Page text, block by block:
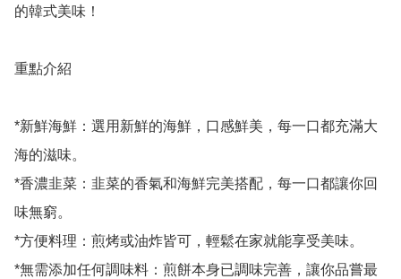
的韓式美味！
重點介紹
*新鮮海鮮：選用新鮮的海鮮，口感鮮美，每一口都充滿大
海的滋味。
*香濃韭菜：韭菜的香氣和海鮮完美搭配，每一口都讓你回
味無窮。
*方便料理：煎烤或油炸皆可，輕鬆在家就能享受美味。
*無需添加任何調味料：煎餅本身已調味完善，讓你品嘗最